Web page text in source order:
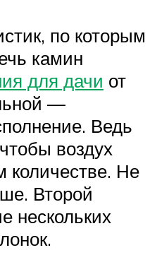
по которым
камин
для дачи от
—
Ведь
воздух
количестве. Не
Второй
нескольких